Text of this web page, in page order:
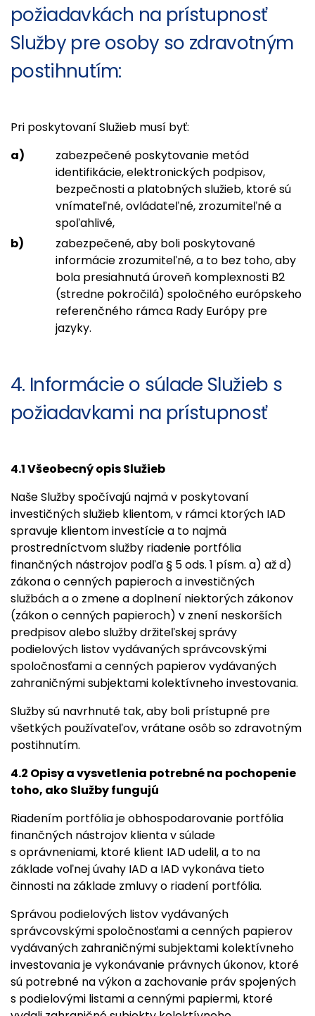
požiadavkách na prístupnosť
Služby pre osoby so zdravotným
postihnutím:
Pri poskytovaní Služieb musí byť:
zabezpečené poskytovanie metód
identifikácie, elektronických podpisov,
bezpečnosti a platobných služieb, ktoré sú
vnímateľné, ovládateľné, zrozumiteľné a
spoľahlivé,
zabezpečené, aby boli poskytované
informácie zrozumiteľné, a to bez toho, aby
bola presiahnutá úroveň komplexnosti B2
(stredne pokročilá) spoločného európskeho
referenčného rámca Rady Európy pre
jazyky.
4. Informácie o súlade Služieb s
požiadavkami na prístupnosť
4.1 Všeobecný opis Služieb
Naše Služby spočívajú najmä v poskytovaní
investičných služieb klientom, v rámci ktorých IAD
spravuje klientom investície a to najmä
prostredníctvom služby riadenie portfólia
finančných nástrojov podľa § 5 ods. 1 písm. a) až d)
zákona o cenných papieroch a investičných
službách a o zmene a doplnení niektorých zákonov
(zákon o cenných papieroch) v znení neskorších
predpisov alebo služby držiteľskej správy
podielových listov vydávaných správcovskými
spoločnosťami a cenných papierov vydávaných
zahraničnými subjektami kolektívneho investovania.
Služby sú navrhnuté tak, aby boli prístupné pre
všetkých používateľov, vrátane osôb so zdravotným
postihnutím.
4.2 Opisy a vysvetlenia potrebné na pochopenie
toho, ako Služby fungujú
Riadením portfólia je obhospodarovanie portfólia
finančných nástrojov klienta v súlade
s oprávneniami, ktoré klient IAD udelil, a to na
základe voľnej úvahy IAD a IAD vykonáva tieto
činnosti na základe zmluvy o riadení portfólia.
Správou podielových listov vydávaných
správcovskými spoločnosťami a cenných papierov
vydávaných zahraničnými subjektami kolektívneho
investovania je vykonávanie právnych úkonov, ktoré
sú potrebné na výkon a zachovanie práv spojených
s podielovými listami a cennými papiermi, ktoré